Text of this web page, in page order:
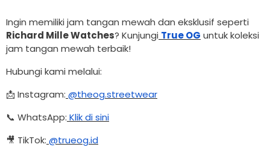
Ingin memiliki jam tangan mewah dan eksklusif seperti
Richard Mille Watches? Kunjungi True OG untuk koleksi
jam tangan mewah terbaik!
Hubungi kami melalui:
📩 Instagram: @theog.streetwear
📞 WhatsApp: Klik di sini
🎥 TikTok: @trueog.id